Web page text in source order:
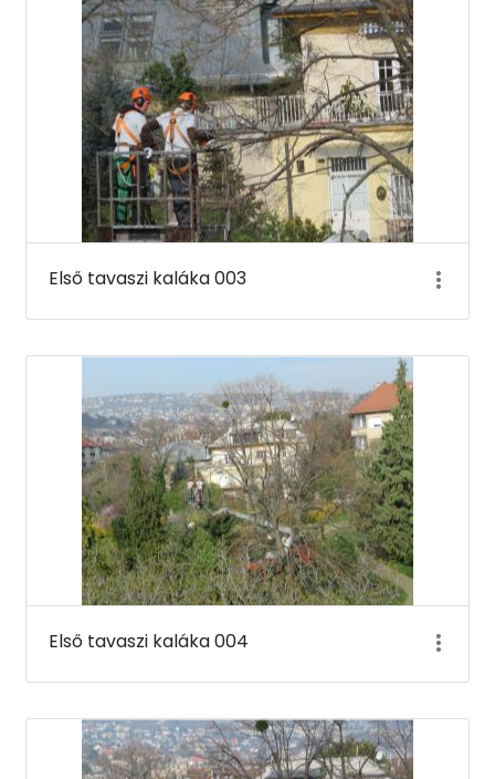
Első tavaszi kaláka 003
Első tavaszi kaláka 004